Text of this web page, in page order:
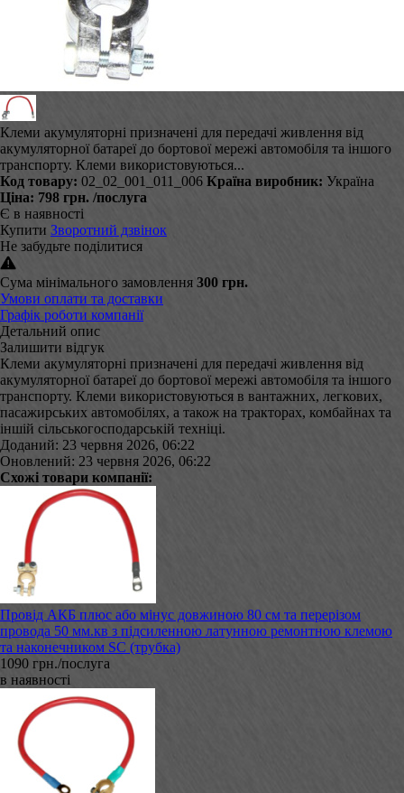
Клеми акумуляторні призначені для передачі живлення від
акумуляторної батареї до бортової мережі автомобіля та іншого
транспорту. Клеми використовуються...
Код товару: 02_02_001_011_006 Країна виробник: Україна
Ціна: 798 грн. /послуга
Є в наявності
Купити Зворотний дзвінок
Не забудьте поділитися
Сума мінімального замовлення 300 грн.
Умови оплати та доставки
Графік роботи компанії
Детальний опис
Залишити відгук
Клеми акумуляторні призначені для передачі живлення від
акумуляторної батареї до бортової мережі автомобіля та іншого
транспорту. Клеми використовуються в вантажних, легкових,
пасажирських автомобілях, а також на тракторах, комбайнах та
іншій сільськогосподарській техніці.
Доданий: 23 червня 2026, 06:22
Оновлений: 23 червня 2026, 06:22
Схожі товари компанії:
Провід АКБ плюс або мінус довжиною 80 см та перерізом
провода 50 мм.кв з підсиленною латунною ремонтною клемою
та наконечником SC (трубка)
1090 грн./послуга
в наявності